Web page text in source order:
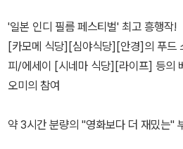
'일본 인디 필름 페스티벌' 최고 흥행작!
[카모메 식당][심야식당][안경]의 푸드
피/에세이 [시네마 식당][라이프] 등의
오미의 참여
약 3시간 분량의 "영화보다 더 재밌는"